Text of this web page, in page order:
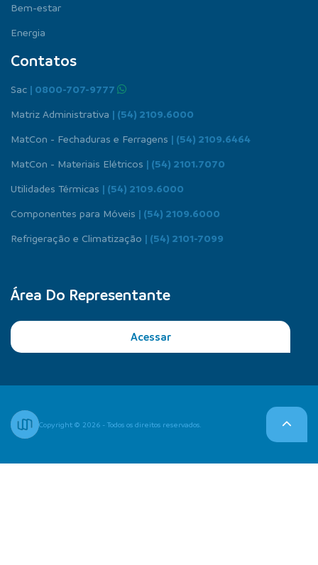
Bem-estar
Energia
Contatos
Sac | 0800-707-9777
Matriz Administrativa | (54) 2109.6000
MatCon - Fechaduras e Ferragens | (54) 2109.6464
MatCon - Materiais Elétricos | (54) 2101.7070
Utilidades Térmicas | (54) 2109.6000
Componentes para Móveis | (54) 2109.6000
Refrigeração e Climatização | (54) 2101-7099
Área Do Representante
Acessar
Copyright © 2026 - Todos os direitos reservados.